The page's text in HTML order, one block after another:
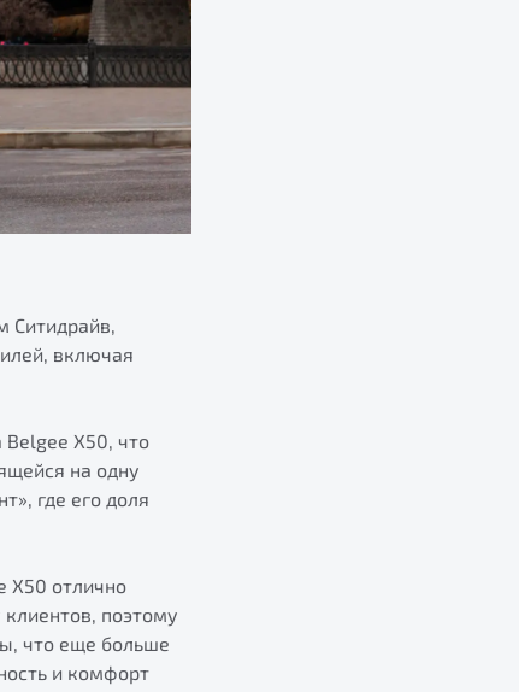
Ситидрайв,
включая
X50, что
на одну
где его доля
X50 отлично
поэтому
что еще больше
и комфорт